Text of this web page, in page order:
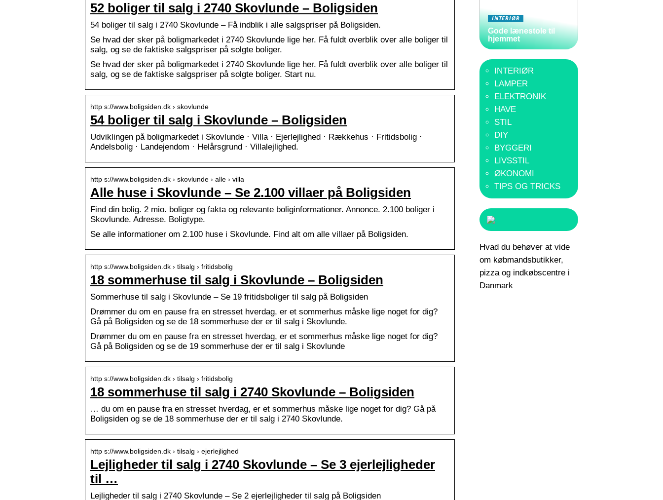
52 boliger til salg i 2740 Skovlunde – Boligsiden
54 boliger til salg i 2740 Skovlunde – Få indblik i alle salgspriser på Boligsiden.
Se hvad der sker på boligmarkedet i 2740 Skovlunde lige her. Få fuldt overblik over alle boliger til
salg, og se de faktiske salgspriser på solgte boliger.
Se hvad der sker på boligmarkedet i 2740 Skovlunde lige her. Få fuldt overblik over alle boliger til
salg, og se de faktiske salgspriser på solgte boliger. Start nu.
http s://www.boligsiden.dk › skovlunde
54 boliger til salg i Skovlunde – Boligsiden
Udviklingen på boligmarkedet i Skovlunde · Villa · Ejerlejlighed · Rækkehus · Fritidsbolig ·
Andelsbolig · Landejendom · Helårsgrund · Villalejlighed.
http s://www.boligsiden.dk › skovlunde › alle › villa
Alle huse i Skovlunde – Se 2.100 villaer på Boligsiden
Find din bolig. 2 mio. boliger og fakta og relevante boliginformationer. Annonce. 2.100 boliger i
Skovlunde. Adresse. Boligtype.
Se alle informationer om 2.100 huse i Skovlunde. Find alt om alle villaer på Boligsiden.
http s://www.boligsiden.dk › tilsalg › fritidsbolig
18 sommerhuse til salg i Skovlunde – Boligsiden
Sommerhuse til salg i Skovlunde – Se 19 fritidsboliger til salg på Boligsiden
Drømmer du om en pause fra en stresset hverdag, er et sommerhus måske lige noget for dig?
Gå på Boligsiden og se de 18 sommerhuse der er til salg i Skovlunde.
Drømmer du om en pause fra en stresset hverdag, er et sommerhus måske lige noget for dig?
Gå på Boligsiden og se de 19 sommerhuse der er til salg i Skovlunde
http s://www.boligsiden.dk › tilsalg › fritidsbolig
18 sommerhuse til salg i 2740 Skovlunde – Boligsiden
… du om en pause fra en stresset hverdag, er et sommerhus måske lige noget for dig? Gå på
Boligsiden og se de 18 sommerhuse der er til salg i 2740 Skovlunde.
http s://www.boligsiden.dk › tilsalg › ejerlejlighed
Lejligheder til salg i 2740 Skovlunde – Se 3 ejerlejligheder
til …
Lejligheder til salg i 2740 Skovlunde – Se 2 ejerlejligheder til salg på Boligsiden
INTERIØR
Gode lænestole til
hjemmet
INTERIØR
LAMPER
ELEKTRONIK
HAVE
STIL
DIY
BYGGERI
LIVSSTIL
ØKONOMI
TIPS OG TRICKS
Hvad du behøver at vide
om købmandsbutikker,
pizza og indkøbscentre i
Danmark